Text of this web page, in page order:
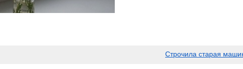
Строчила старая